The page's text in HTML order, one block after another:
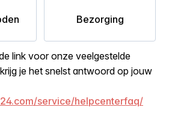
Bezorging
link voor onze veelgestelde
je het snelst antwoord op jouw
service/helpcenterfaq/